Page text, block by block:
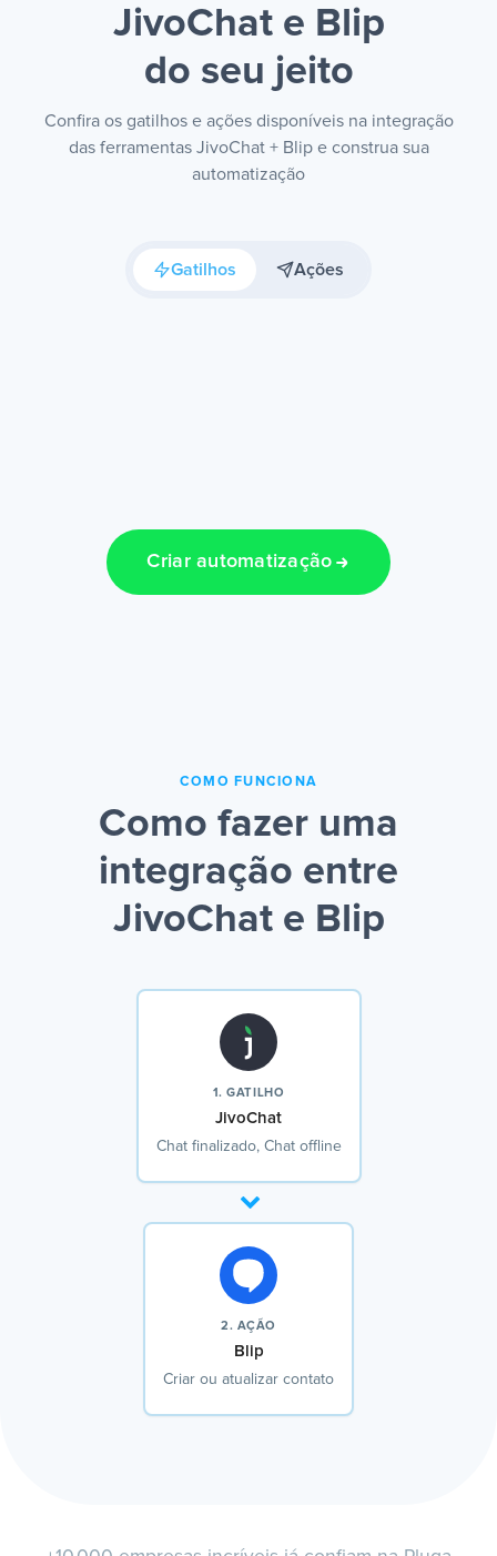
JivoChat e Blip
do seu jeito
Confira os gatilhos e ações disponíveis na integração
das ferramentas JivoChat + Blip e construa sua
automatização
Gatilhos Ações
Criar automatização
COMO FUNCIONA
Como fazer uma
integração entre
JivoChat e Blip
1. GATILHO
JivoChat
Chat finalizado, Chat offline
2. AÇÃO
Blip
Criar ou atualizar contato